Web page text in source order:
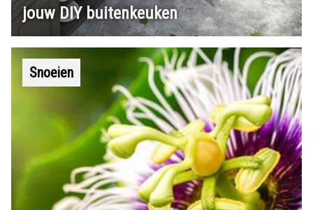
jouw DIY buitenkeuken
Snoeien